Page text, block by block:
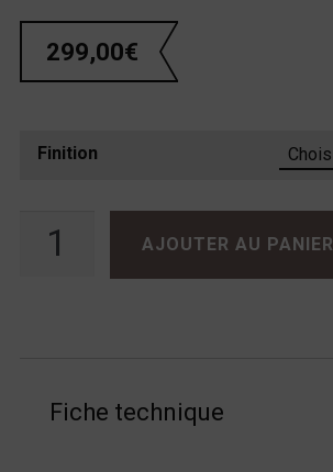
299,00€
Finition
AJOUTER AU PANIER
Fiche technique